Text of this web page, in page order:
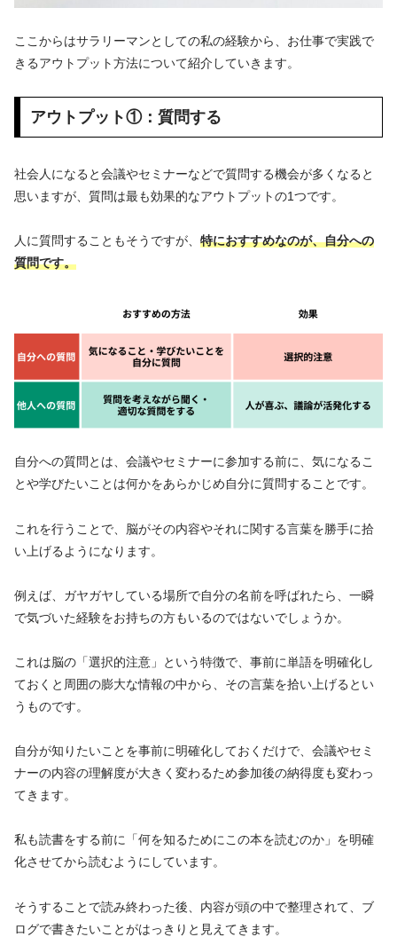
ここからはサラリーマンとしての私の経験から、お仕事で実践で
きるアウトプット方法について紹介していきます。
アウトプット①：質問する
社会人になると会議やセミナーなどで質問する機会が多くなると
思いますが、質問は最も効果的なアウトプットの1つです。
人に質問することもそうですが、 特におすすめなのが、自分への
質問です。
自分への質問とは、会議やセミナーに参加する前に、気になるこ
とや学びたいことは何かをあらかじめ自分に質問することです。
これを行うことで、脳がその内容やそれに関する言葉を勝手に拾
い上げるようになります。
例えば、ガヤガヤしている場所で自分の名前を呼ばれたら、一瞬
で気づいた経験をお持ちの方もいるのではないでしょうか。
これは脳の「選択的注意」という特徴で、事前に単語を明確化し
ておくと周囲の膨大な情報の中から、その言葉を拾い上げるとい
うものです。
自分が知りたいことを事前に明確化しておくだけで、会議やセミ
ナーの内容の理解度が大きく変わるため参加後の納得度も変わっ
てきます。
私も読書をする前に「何を知るためにこの本を読むのか」を明確
化させてから読むようにしています。
そうすることで読み終わった後、内容が頭の中で整理されて、ブ
ログで書きたいことがはっきりと見えてきます。